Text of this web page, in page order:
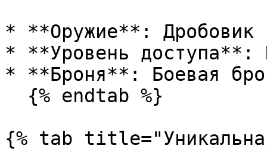
* **Оружие**: Дробовик
* **Уровень доступа**:
* **Броня**: Боевая
{% tab